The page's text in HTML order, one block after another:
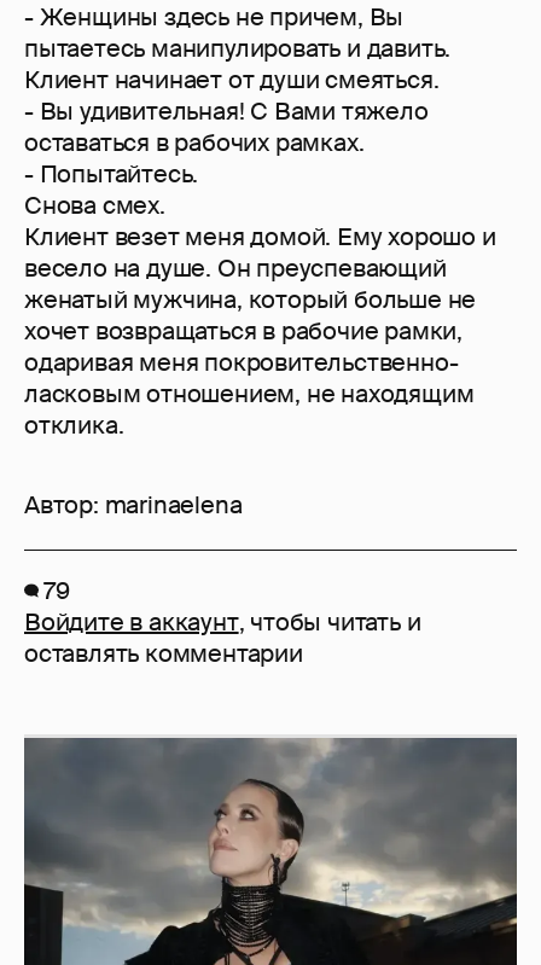
- Женщины здесь не причем, Вы
пытаетесь манипулировать и давить.
Клиент начинает от души смеяться.
- Вы удивительная! С Вами тяжело
оставаться в рабочих рамках.
- Попытайтесь.
Снова смех.
Клиент везет меня домой. Ему хорошо и
весело на душе. Он преуспевающий
женатый мужчина, который больше не
хочет возвращаться в рабочие рамки,
одаривая меня покровительственно-
ласковым отношением, не находящим
отклика.
Автор: marinaelena
79
Войдите в аккаунт, чтобы читать и
оставлять комментарии